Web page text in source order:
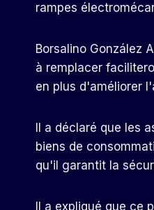
rampes
Borsalino González
à remplacer
en plus d'améliorer
Il a déclaré que les
biens de
qu'il garantit la
Il a expliqué que